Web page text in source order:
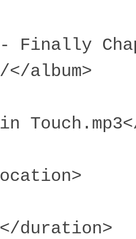
- Finally
/</album>
in
ocation>
</duration>